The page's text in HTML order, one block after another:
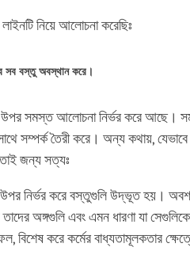
নিয়ে আলোচনা করেছিঃ
সব বস্তু অবস্থান করে।
উপর সমস্ত আলোচনা নির্ভর করে আছে।
সম্পর্ক তৈরী করে। অন্য কথায়,
জন্য সত্যঃ
নির্ভর করে বস্তুগুলি উদ্ভূত হয়।
অঙ্গগুলি এবং এমন ধারণা যা
বিশেষ করে কর্মের বাধ্যতামূলকতার